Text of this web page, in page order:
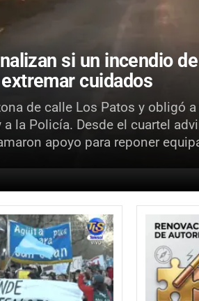
si un incendio
cuidados
de calle Los Patos y obligó
la Policía. Desde el cuartel
apoyo para reponer